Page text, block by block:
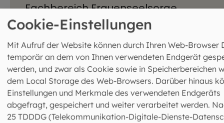
Fachbereich Frauenseelsorge
Leitung: Irmgard Huber
Schrammerstraße 3
80333 München
089 2137-1437
089 2137-271794
frauenseelsorge@eomuc.de
Mehr Infos zur Frauenseelsorge
Cookie-Einstellungen
Mit Aufruf der Website können durch Ihren Web-Browser
temporär an dem von Ihnen verwendeten Endgerät
werden, und zwar als Cookie sowie in Speicherbereichen
dem Local Storage des Web-Browsers. Darüber hinaus
Einstellungen und Merkmale des verwendeten Endgeräts
abgefragt, gespeichert und weiter verarbeitet werden.
25 TDDDG (Telekommunikation-Digitale-Dienste-